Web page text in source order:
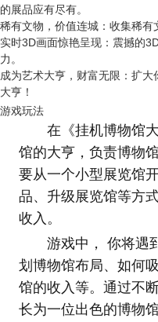
的展品应有尽有。
稀有文物，价值连城：收集稀有
实时3D画面惊艳呈现：震撼的
力。
成为艺术大亨，财富无限：扩
大亨！
游戏玩法
在《挂机博物馆
馆的大亨，负责博物
要从一个小型展览馆
品、升级展览馆等方
收入。
游戏中， 你将遇
划博物馆布局、如何
馆的收入等。通过不
长为一位出色的博物馆